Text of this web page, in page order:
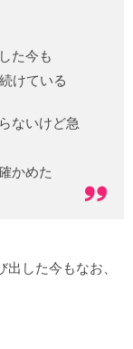
た今も
けている
ないけど急
かめた
出した今もなお、